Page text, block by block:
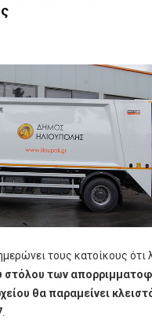
τους κατοίκους ότι
στόλου των
θα παραμείνει
.